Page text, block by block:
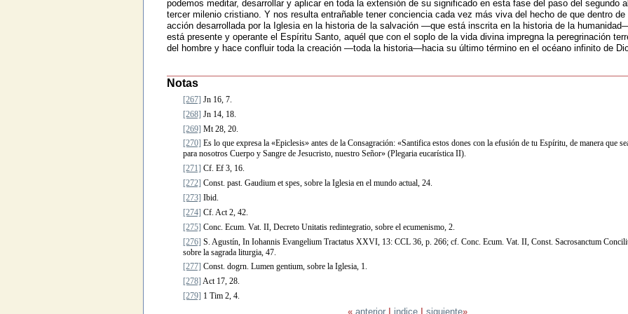
podemos meditar, desarrollar y aplicar en toda la extensión de su significado en esta fase del paso del segundo al
tercer milenio cristiano. Y nos resulta entrañable tener conciencia cada vez más viva del hecho de que dentro de
acción desarrollada por la Iglesia en la historia de la salvación —que está inscrita en la historia de la
está presente y operante el Espíritu Santo, aquél que con el soplo de la vida divina impregna la peregrinación
del hombre y hace confluir toda la creación —toda la historia—hacia su último término en el océano infinito de
Notas
[267] Jn 16, 7.
[268] Jn 14, 18.
[269] Mt 28, 20.
[270] Es lo que expresa la «Epiclesis» antes de la Consagración: «Santifica estos dones con la efusión de tu Espíritu, de manera que
para nosotros Cuerpo y Sangre de Jesucristo, nuestro Señor» (Plegaria eucarística II).
[271]
Cf. Ef 3, 16.
[272] Const. past. Gaudium et spes, sobre la Iglesia en el mundo actual, 24.
[273] Ibid.
[274] Cf. Act 2, 42.
[275] Conc. Ecum. Vat. II, Decreto Unitatis redintegratio, sobre el ecumenismo, 2.
[276] S. Agustín, In Iohannis Evangelium Tractatus XXVI, 13: CCL 36, p. 266; cf. Conc. Ecum. Vat. II, Const. Sacrosanctum
sobre la sagrada liturgia, 47.
[277] Const. dogrn. Lumen gentium, sobre la Iglesia, 1.
[278] Act 17, 28.
[279] 1 Tim 2, 4.
« anterior | indice | siguiente»